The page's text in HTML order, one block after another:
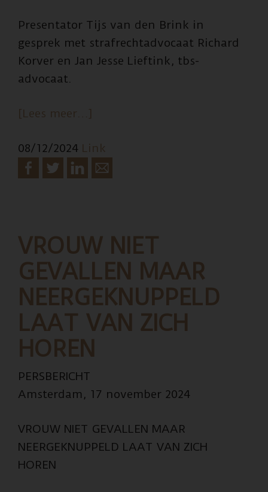
Presentator Tijs van den Brink in
gesprek met strafrechtadvocaat Richard
Korver en Jan Jesse Lieftink, tbs-
advocaat.
[Lees meer…]
kreeg
25
tbs
08/12/2024 Link
VROUW NIET
GEVALLEN MAAR
NEERGEKNUPPELD
LAAT VAN ZICH
HOREN
PERSBERICHT
Amsterdam, 17 november 2024
VROUW NIET GEVALLEN MAAR
NEERGEKNUPPELD LAAT VAN ZICH
HOREN